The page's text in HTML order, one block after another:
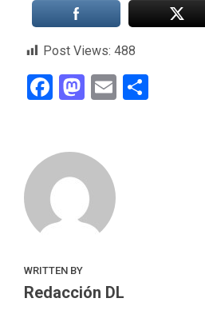
Post Views: 488
Facebook
Mastodon
Email
WRITTEN BY
Redacción DL